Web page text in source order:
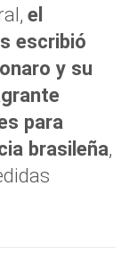
el
escribió
y su
para
brasileña,